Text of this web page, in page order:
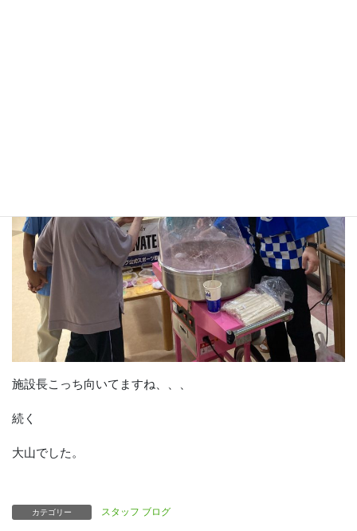
施設長こっち向いてますね、、、
続く
大山でした。
カテゴリー スタッフ ブログ